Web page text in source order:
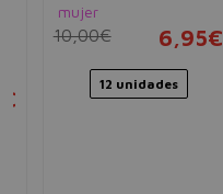
mujer
10,00€ 6,95€
12 unidades